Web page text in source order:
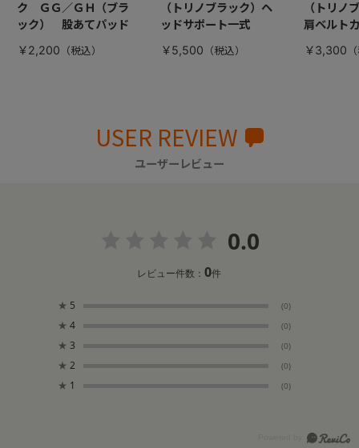
ク ＧＧ／ＧＨ（ブラ
ック） 股あてパッド
￥2,200
（トリノブラック）ヘ
ッドサポート一式
￥5,500
（トリ
肩ベルト
￥3,300
USER REVIEW
ユーザーレビュー
0.0
レビュー件数：0件
★ 5 (0)
★ 4 (0)
★ 3 (0)
★ 2 (0)
★ 1 (0)